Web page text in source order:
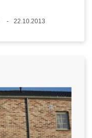
22.10.2013